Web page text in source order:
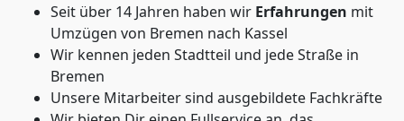
Seit über 14 Jahren haben wir Erfahrungen mit
Umzügen von Bremen nach Kassel
Wir kennen jeden Stadtteil und jede Straße in
Bremen
Unsere Mitarbeiter sind ausgebildete Fachkräfte